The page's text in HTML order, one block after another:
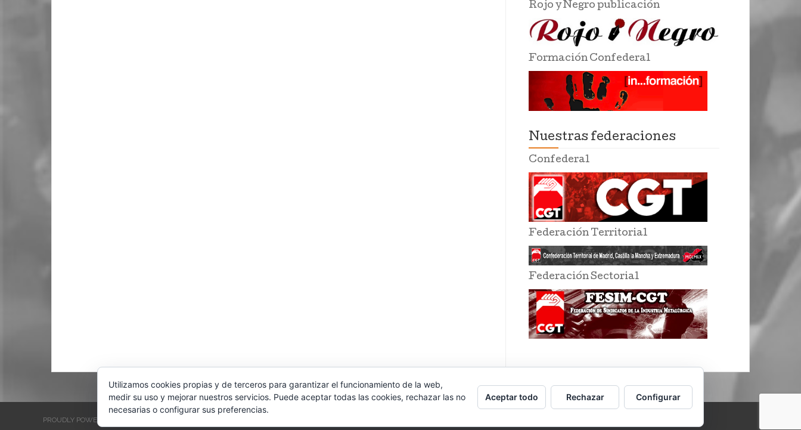
Rojo y Negro publicación
Formación Confederal
Nuestras federaciones
Confederal
Federación Territorial
Federación Sectorial
PROUDLY POWERED BY WORDPRESS
Utilizamos cookies propias y de terceros para garantizar el funcionamiento de la web,
medir su uso y mejorar nuestros servicios. Puede aceptar todas las cookies, rechazar las no
necesarias o configurar sus preferencias.
Aceptar todo Rechazar Configurar